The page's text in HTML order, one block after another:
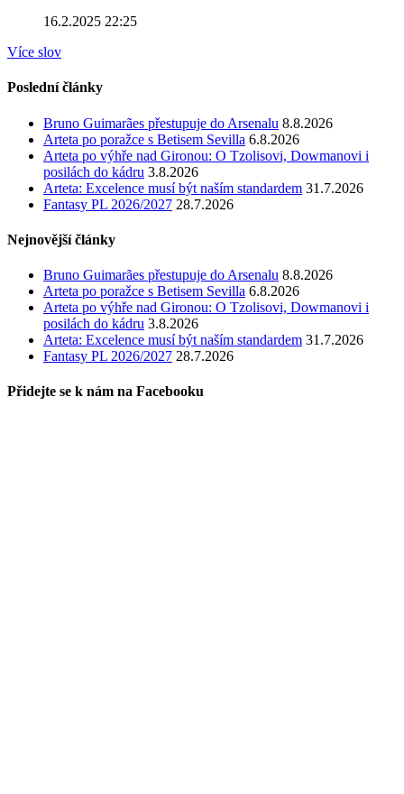
16.2.2025 22:25
Více slov
Poslední články
Bruno Guimarães přestupuje do Arsenalu 8.8.2026
Arteta po poražce s Betisem Sevilla 6.8.2026
Arteta po výhře nad Gironou: O Tzolisovi, Dowmanovi i
posilách do kádru 3.8.2026
Arteta: Excelence musí být naším standardem 31.7.2026
Fantasy PL 2026/2027 28.7.2026
Nejnovější články
Bruno Guimarães přestupuje do Arsenalu 8.8.2026
Arteta po poražce s Betisem Sevilla 6.8.2026
Arteta po výhře nad Gironou: O Tzolisovi, Dowmanovi i
posilách do kádru 3.8.2026
Arteta: Excelence musí být naším standardem 31.7.2026
Fantasy PL 2026/2027 28.7.2026
Přidejte se k nám na Facebooku